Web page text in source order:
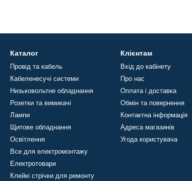
Каталог
Провід та кабель
Кабеленесучі системи
Низьковольтне обладнання
Розетки та вимикачі
Лампи
Щитове обладнання
Освітлення
Все для електромонтажу
Електротовари
Клейкі стрічки для ремонту
Клієнтам
Вхід до кабінету
Про нас
Оплата і доставка
Обмін та повернення
Контактна інформація
Адреса магазинів
Угода користувача